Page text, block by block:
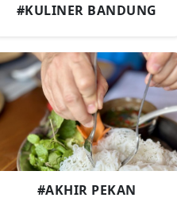
#KULINER BANDUNG
#AKHIR PEKAN